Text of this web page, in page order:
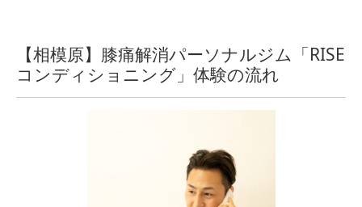
【相模原】膝痛解消パーソナルジム「RISE
コンディショニング」体験の流れ